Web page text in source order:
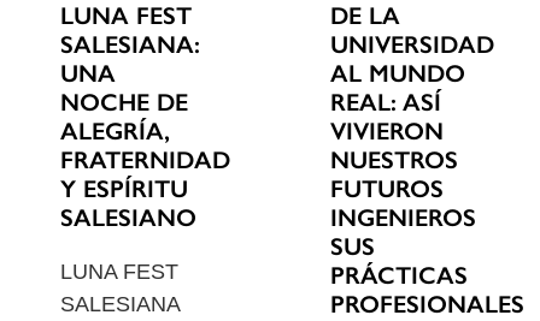
LUNA FEST
SALESIANA:
UNA
NOCHE DE
ALEGRÍA,
FRATERNIDAD
Y ESPÍRITU
SALESIANO
LUNA FEST
SALESIANA
DE LA
UNIVERSIDAD
AL MUNDO
REAL: ASÍ
VIVIERON
NUESTROS
FUTUROS
INGENIEROS
SUS
PRÁCTICAS
PROFESIONALES